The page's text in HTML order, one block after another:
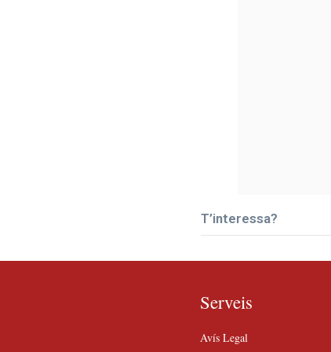
T’interessa?
Serveis
Avís Legal